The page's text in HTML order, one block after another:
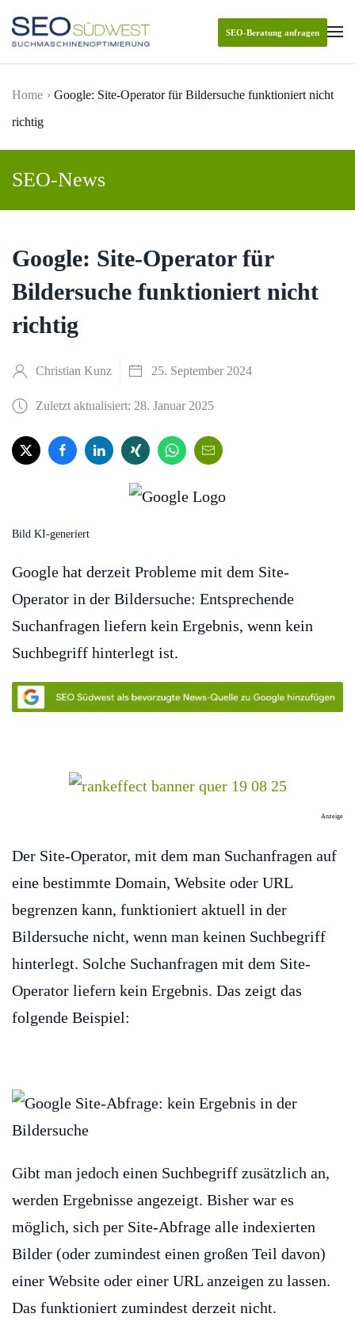
Skip to main content
SEO-Beratung anfragen
Home
Google: Site-Operator für Bildersuche funktioniert nicht
richtig
SEO-News
Google: Site-Operator für
Bildersuche funktioniert nicht
richtig
Christian Kunz 25. September 2024
Zuletzt aktualisiert: 28. Januar 2025
Bild KI-generiert
Google hat derzeit Probleme mit dem Site-
Operator in der Bildersuche: Entsprechende
Suchanfragen liefern kein Ergebnis, wenn kein
Suchbegriff hinterlegt ist.
Anzeige
Der Site-Operator, mit dem man Suchanfragen auf
eine bestimmte Domain, Website oder URL
begrenzen kann, funktioniert aktuell in der
Bildersuche nicht, wenn man keinen Suchbegriff
hinterlegt. Solche Suchanfragen mit dem Site-
Operator liefern kein Ergebnis. Das zeigt das
folgende Beispiel:
Gibt man jedoch einen Suchbegriff zusätzlich an,
werden Ergebnisse angezeigt. Bisher war es
möglich, sich per Site-Abfrage alle indexierten
Bilder (oder zumindest einen großen Teil davon)
einer Website oder einer URL anzeigen zu lassen.
Das funktioniert zumindest derzeit nicht.